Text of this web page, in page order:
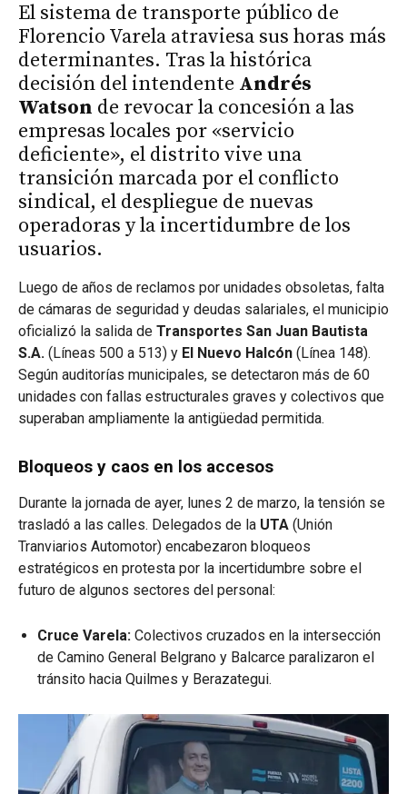
El sistema de transporte público de
Florencio Varela atraviesa sus horas más
determinantes. Tras la histórica
decisión del intendente Andrés
Watson de revocar la concesión a las
empresas locales por «servicio
deficiente», el distrito vive una
transición marcada por el conflicto
sindical, el despliegue de nuevas
operadoras y la incertidumbre de los
usuarios.
Luego de años de reclamos por unidades obsoletas, falta
de cámaras de seguridad y deudas salariales, el municipio
oficializó la salida de Transportes San Juan Bautista
S.A. (Líneas 500 a 513) y El Nuevo Halcón (Línea 148).
Según auditorías municipales, se detectaron más de 60
unidades con fallas estructurales graves y colectivos que
superaban ampliamente la antigüedad permitida.
Bloqueos y caos en los accesos
Durante la jornada de ayer, lunes 2 de marzo, la tensión se
trasladó a las calles. Delegados de la UTA (Unión
Tranviarios Automotor) encabezaron bloqueos
estratégicos en protesta por la incertidumbre sobre el
futuro de algunos sectores del personal:
Cruce Varela: Colectivos cruzados en la intersección
de Camino General Belgrano y Balcarce paralizaron el
tránsito hacia Quilmes y Berazategui.